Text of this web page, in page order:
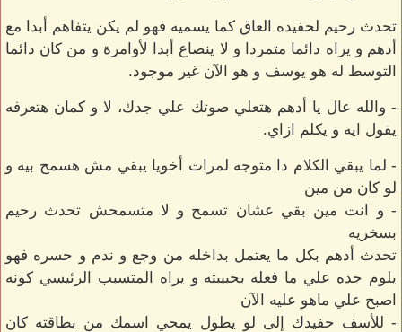
تحدث رحيم لحفيده العاق كما يسميه فهو لم يكن يتفاهم أبدا مع
أدهم و يراه دائما متمردا و لا ينصاع أبدا لأوامرة و من كان دائما
التوسط له هو يوسف و هو الآن غير موجود.
- والله عال يا أدهم هتعلي صوتك علي جدك، لا و كمان هتعرفه
يقول ايه و يكلم ازاي.
- لما يبقي الكلام دا متوجه لمرات أخويا يبقي مش هسمح بيه و
لو كان من مين
- و انت مين بقي عشان تسمح و لا متسمحش تحدث رحيم
بسخريه
تحدث أدهم بكل ما يعتمل بداخله من وجع و ندم و حسره فهو
يلوم جده علي ما فعله بحبيبته و يراه المتسبب الرئيسي كونه
اصبح علي ماهو عليه الآن
- للأسف حفيدك إلى لو يطول يمحي اسمك من بطاقته كان